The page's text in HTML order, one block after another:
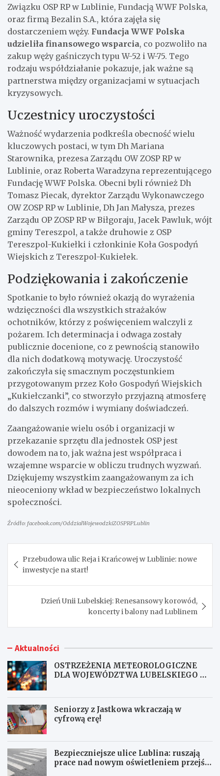
Związku OSP RP w Lublinie, Fundacją WWF Polska,
oraz firmą Bezalin S.A., która zajęła się
dostarczeniem węży. Fundacja WWF Polska
udzieliła finansowego wsparcia, co pozwoliło na
zakup węży gaśniczych typu W-52 i W-75. Tego
rodzaju współdziałanie pokazuje, jak ważne są
partnerstwa między organizacjami w sytuacjach
kryzysowych.
Uczestnicy uroczystości
Ważność wydarzenia podkreśla obecność wielu
kluczowych postaci, w tym Dh Mariana
Starownika, prezesa Zarządu OW ZOSP RP w
Lublinie, oraz Roberta Waradzyna reprezentującego
Fundację WWF Polska. Obecni byli również Dh
Tomasz Piecak, dyrektor Zarządu Wykonawczego
OW ZOSP RP w Lublinie, Dh Jan Małysza, prezes
Zarządu OP ZOSP RP w Biłgoraju, Jacek Pawluk, wójt
gminy Tereszpol, a także druhowie z OSP
Tereszpol-Kukiełki i członkinie Koła Gospodyń
Wiejskich z Tereszpol-Kukiełek.
Podziękowania i zakończenie
Spotkanie to było również okazją do wyrażenia
wdzięczności dla wszystkich strażaków
ochotników, którzy z poświęceniem walczyli z
pożarem. Ich determinacja i odwaga zostały
publicznie docenione, co z pewnością stanowiło
dla nich dodatkową motywację. Uroczystość
zakończyła się smacznym poczęstunkiem
przygotowanym przez Koło Gospodyń Wiejskich
„Kukiełczanki”, co stworzyło przyjazną atmosferę
do dalszych rozmów i wymiany doświadczeń.
Zaangażowanie wielu osób i organizacji w
przekazanie sprzętu dla jednostek OSP jest
dowodem na to, jak ważna jest współpraca i
wzajemne wsparcie w obliczu trudnych wyzwań.
Dziękujemy wszystkim zaangażowanym za ich
nieoceniony wkład w bezpieczeństwo lokalnych
społeczności.
Źródło: facebook.com/OddzialWojewodzkiZOSPRPLublin
wpisu
Przebudowa ulic Reja i Krańcowej w Lublinie: nowe
inwestycje na start!
Dzień Unii Lubelskiej: Renesansowy korowód,
koncerty i balony nad Lublinem
Aktualności
OSTRZEŻENIA METEOROLOGICZNE
DLA WOJEWÓDZTWA LUBELSKIEGO NR
Seniorzy z Jastkowa wkraczają w
cyfrową erę!
Bezpieczniejsze ulice Lublina: ruszają
prace nad nowym oświetleniem przejść